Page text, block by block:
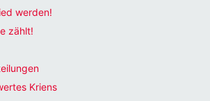
werden!
zählt!
Kriens